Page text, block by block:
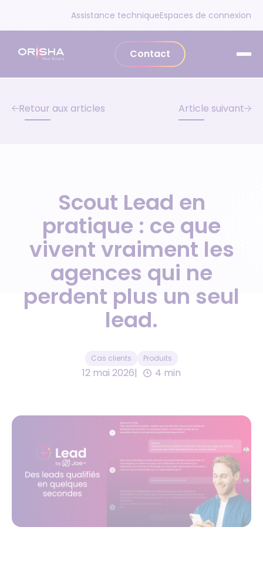
Assistance techniqueEspaces de connexion
Contact
Retour aux articles Article suivant
Scout Lead en
pratique : ce que
vivent vraiment les
agences qui ne
perdent plus un seul
lead.
Cas clients Produits
12 mai 2026 4 min